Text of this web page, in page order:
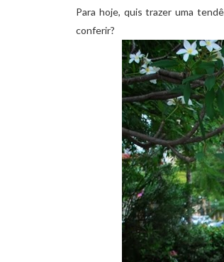
Para hoje, quis trazer uma
conferir?